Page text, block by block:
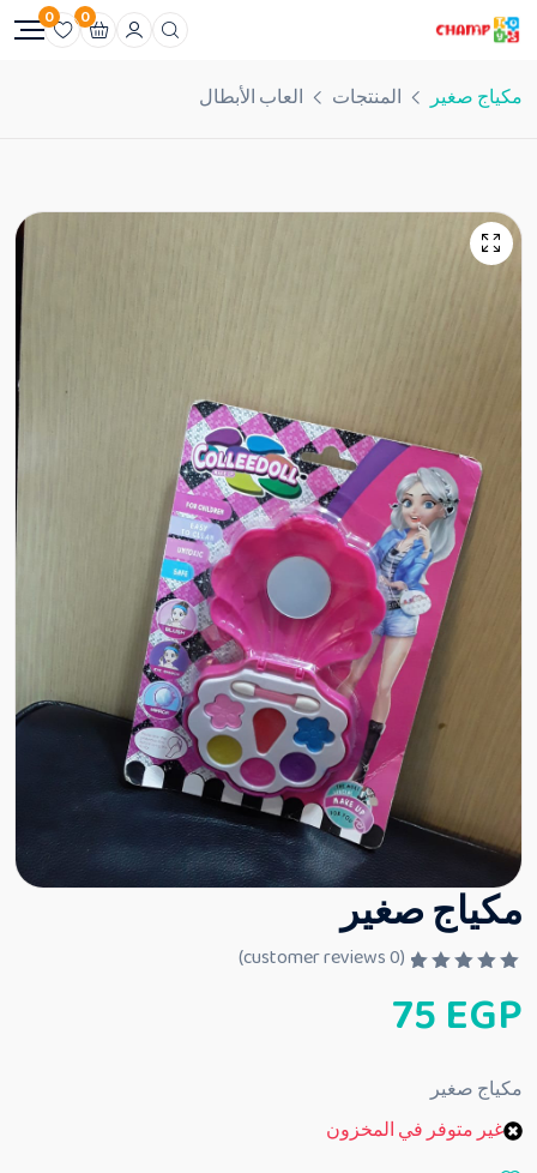
0
0
مكياج صغير المنتجات العاب الأبطال
مكياج صغير
م
ا
ي
م
(
0
75EGP
مكياج صغير
غير متوفر في المخزون